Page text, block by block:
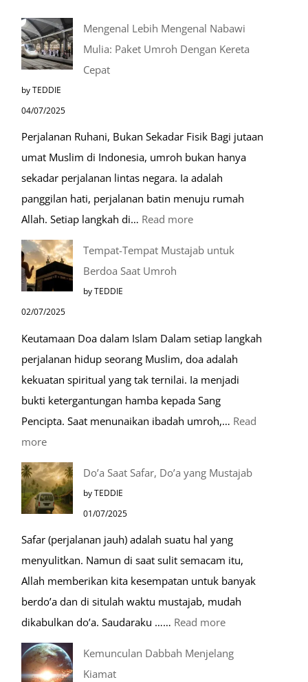
Mengenal Lebih Mengenal Nabawi
Mulia: Paket Umroh Dengan Kereta
Cepat
by TEDDIE
04/07/2025
Perjalanan Ruhani, Bukan Sekadar Fisik Bagi jutaan
umat Muslim di Indonesia, umroh bukan hanya
sekadar perjalanan lintas negara. Ia adalah
panggilan hati, perjalanan batin menuju rumah
Allah. Setiap langkah di… Read more:
Paket
Umroh
Dengan
Kereta
Cepat
Tempat-Tempat Mustajab untuk
Berdoa Saat Umroh
by TEDDIE
02/07/2025
Keutamaan Doa dalam Islam Dalam setiap langkah
perjalanan hidup seorang Muslim, doa adalah
kekuatan spiritual yang tak ternilai. Ia menjadi
bukti ketergantungan hamba kepada Sang
Pencipta. Saat menunaikan ibadah umroh,… Read
more:
Tempat-
Tempat
Mustajab
Berdoa
Saat
Umroh
Do’a Saat Safar, Do’a yang Mustajab
by TEDDIE
01/07/2025
Safar (perjalanan jauh) adalah suatu hal yang
menyulitkan. Namun di saat sulit semacam itu,
Allah memberikan kita kesempatan untuk banyak
berdo’a dan di situlah waktu mustajab, mudah
dikabulkan do’a. Saudaraku …… Read more:
Saat
Kemunculan Dabbah Menjelang
Kiamat